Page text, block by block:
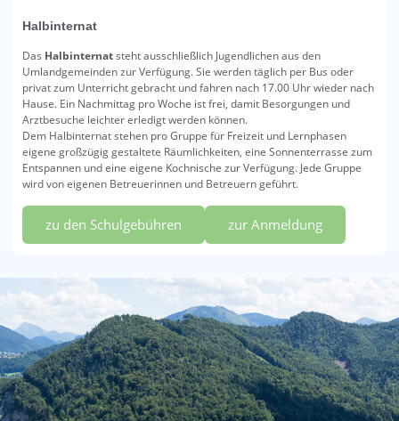
Halbinternat
Das Halbinternatsteht ausschließlich Jugendlichen aus den
Umlandgemeinden zur Verfügung. Sie werden täglich per Bus oder
privat zum Unterricht gebracht und fahren nach 17.00 Uhr wieder nach
Hause. Ein Nachmittag pro Woche ist frei, damit Besorgungen und
Arztbesuche leichter erledigt werden können.
Dem Halbinternat stehen pro Gruppe für Freizeit und Lernphasen
eigene großzügig gestaltete Räumlichkeiten, eine Sonnenterrasse zum
Entspannen und eine eigene Kochnische zur Verfügung. Jede Gruppe
wird von eigenen Betreuerinnen und Betreuern geführt.
zu den Schulgebühren zur Anmeldung